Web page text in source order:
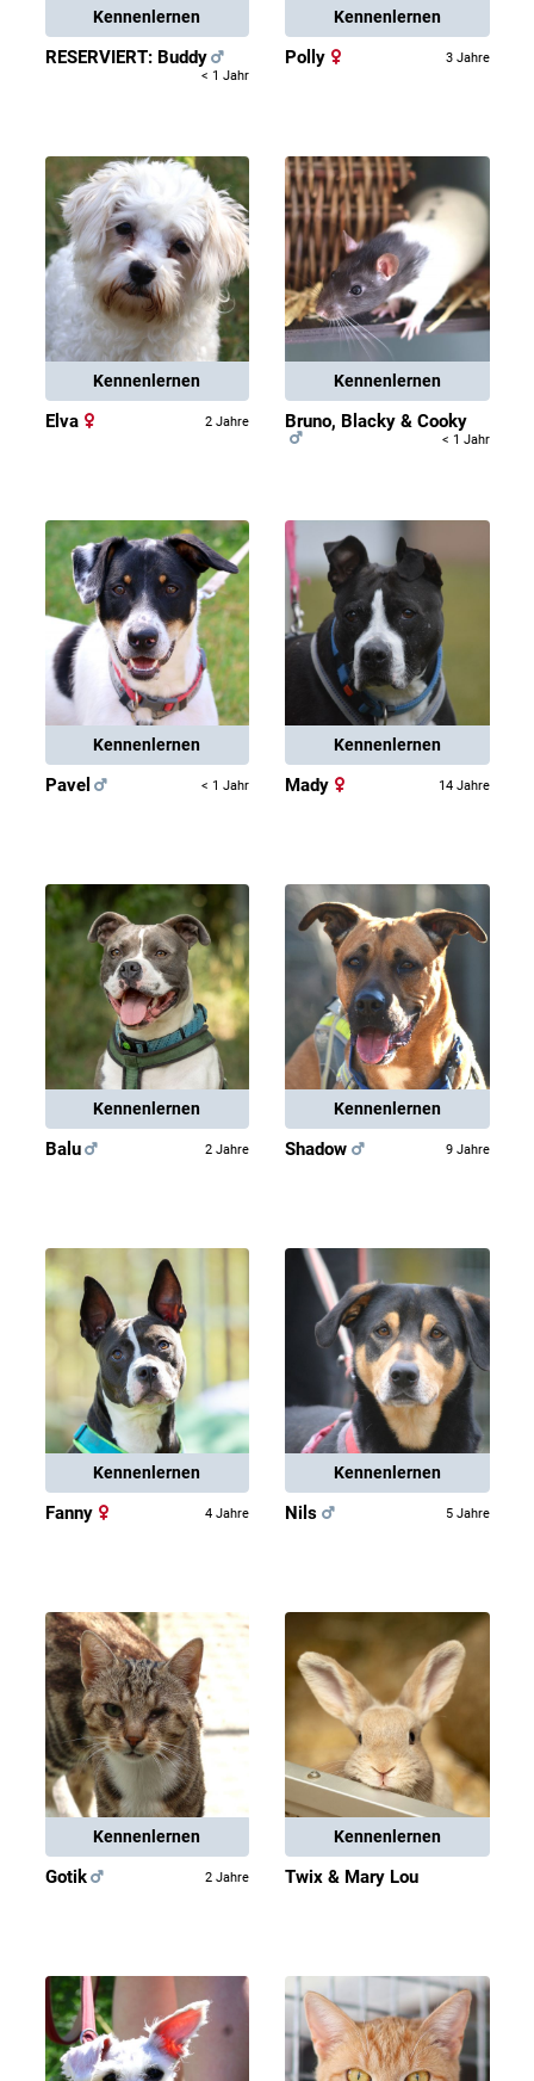
Kennenlernen
RESERVIERT: Buddy
< 1 Jahr
Kennenlernen
Polly 3 Jahre
Kennenlernen
Elva 2 Jahre
Kennenlernen
Bruno, Blacky & Cooky
< 1 Jahr
Kennenlernen
Pavel < 1 Jahr
Kennenlernen
Mady 14 Jahre
Kennenlernen
Balu 2 Jahre
Kennenlernen
Shadow 9 Jahre
Kennenlernen
Fanny 4 Jahre
Kennenlernen
Nils 5 Jahre
Kennenlernen
Gotik 2 Jahre
Kennenlernen
Twix & Mary Lou